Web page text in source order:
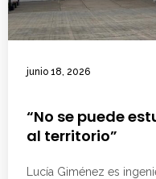
junio 18, 2026
“No se puede
al territorio”
Lucía Giménez es